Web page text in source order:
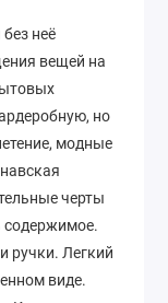
неё
вещей на
но
модные
черты
содержимое.
ручки. Легкий
виде.